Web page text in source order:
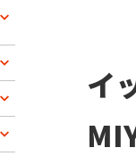
いプリ
ます。
問わず
ブルな
イ